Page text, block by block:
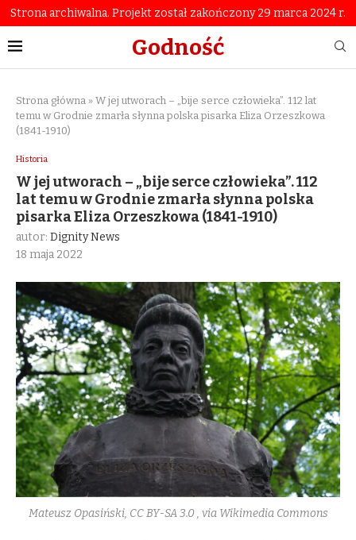
Strona archiwalna. Projekt został zakończony 29 marca 2024 r.
Godność
Strona główna » W jej utworach – „bije serce człowieka”. 112 lat
temu w Grodnie zmarła słynna polska pisarka Eliza Orzeszkowa
(1841-1910)
Historia
W jej utworach – „bije serce człowieka”. 112
lat temu w Grodnie zmarła słynna polska
pisarka Eliza Orzeszkowa (1841-1910)
autor: Dignity News
18 maja 2022
Mateusz Opasiński, CC BY-SA 3.0 , via Wikimedia Commons